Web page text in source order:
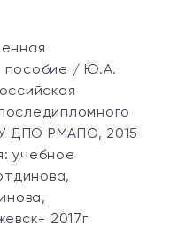
пособие / Ю.А.
ДПО РМАПО, 2015
учебное
2017г